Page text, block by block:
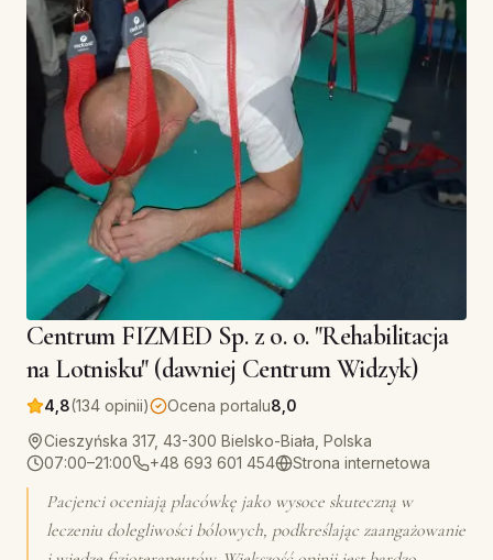
Centrum FIZMED Sp. z o. o. "Rehabilitacja
na Lotnisku" (dawniej Centrum Widzyk)
4,8(134 opinii) Ocena portalu8,0
Cieszyńska 317, 43-300 Bielsko-Biała, Polska
07:00–21:00
+48 693 601 454 Strona internetowa
Pacjenci oceniają placówkę jako wysoce skuteczną w
leczeniu dolegliwości bólowych, podkreślając zaangażowanie